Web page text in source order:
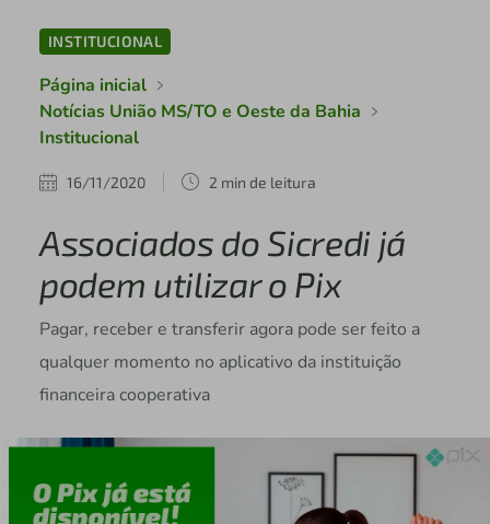
INSTITUCIONAL
Página inicial
Notícias União MS/TO e Oeste da Bahia
Institucional
16/11/2020 2 min de leitura
Associados do Sicredi já
podem utilizar o Pix
Pagar, receber e transferir agora pode ser feito a
qualquer momento no aplicativo da instituição
financeira cooperativa